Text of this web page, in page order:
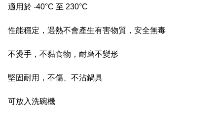
適用於 -40°C 至 230°C
性能穩定，遇熱不會產生有害物質，安全無毒
不燙手，不黏食物，耐磨不變形
堅固耐用，不傷、不沾鍋具
可放入洗碗機